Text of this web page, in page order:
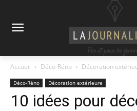
Accueil Déco-Réno Décoration
Déco-Réno Décoration extérieure
10 idées pour